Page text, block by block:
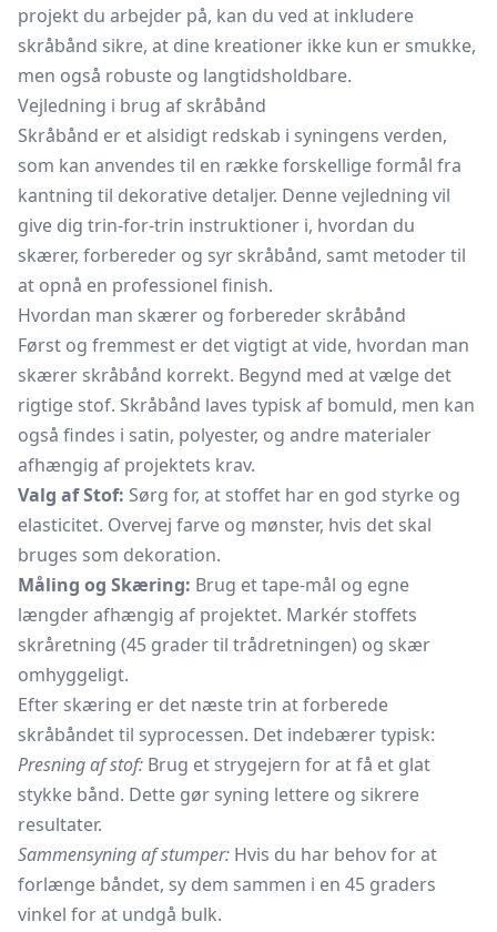
projekt du arbejder på, kan du ved at inkludere
skråbånd sikre, at dine kreationer ikke kun er smukke,
men også robuste og langtidsholdbare.
Vejledning i brug af skråbånd
Skråbånd er et alsidigt redskab i syningens verden,
som kan anvendes til en række forskellige formål fra
kantning til dekorative detaljer. Denne vejledning vil
give dig trin-for-trin instruktioner i, hvordan du
skærer, forbereder og syr skråbånd, samt metoder til
at opnå en professionel finish.
Hvordan man skærer og forbereder skråbånd
Først og fremmest er det vigtigt at vide, hvordan man
skærer skråbånd korrekt. Begynd med at vælge det
rigtige stof. Skråbånd laves typisk af bomuld, men kan
også findes i satin, polyester, og andre materialer
afhængig af projektets krav.
Valg af Stof: Sørg for, at stoffet har en god styrke og
elasticitet. Overvej farve og mønster, hvis det skal
bruges som dekoration.
Måling og Skæring: Brug et tape-mål og egne
længder afhængig af projektet. Markér stoffets
skråretning (45 grader til trådretningen) og skær
omhyggeligt.
Efter skæring er det næste trin at forberede
skråbåndet til syprocessen. Det indebærer typisk:
Presning af stof: Brug et strygejern for at få et glat
stykke bånd. Dette gør syning lettere og sikrere
resultater.
Sammensyning af stumper: Hvis du har behov for at
forlænge båndet, sy dem sammen i en 45 graders
vinkel for at undgå bulk.